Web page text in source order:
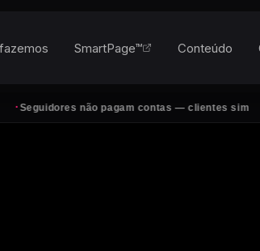
não pagam contas — clientes sim
SmartPage™ Conteúdo